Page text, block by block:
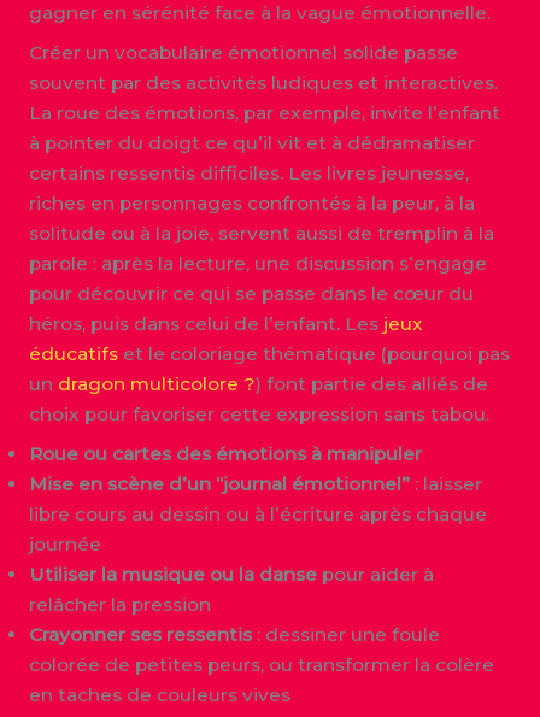
gagner en sérénité face à la vague émotionnelle.
Créer un vocabulaire émotionnel solide passe
souvent par des activités ludiques et interactives.
La roue des émotions, par exemple, invite l’enfant
à pointer du doigt ce qu’il vit et à dédramatiser
certains ressentis difficiles. Les livres jeunesse,
riches en personnages confrontés à la peur, à la
solitude ou à la joie, servent aussi de tremplin à la
parole : après la lecture, une discussion s’engage
pour découvrir ce qui se passe dans le cœur du
héros, puis dans celui de l’enfant. Les jeux
éducatifset le coloriage thématique (pourquoi pas
un dragon multicolore ?) font partie des alliés de
choix pour favoriser cette expression sans tabou.
Roue ou cartes des émotions à manipuler
Mise en scène d’un “journal émotionnel”: laisser
libre cours au dessin ou à l’écriture après chaque
journée
Utiliser la musique ou la dansepour aider à
relâcher la pression
Crayonner ses ressentis: dessiner une foule
colorée de petites peurs, ou transformer la colère
en taches de couleurs vives